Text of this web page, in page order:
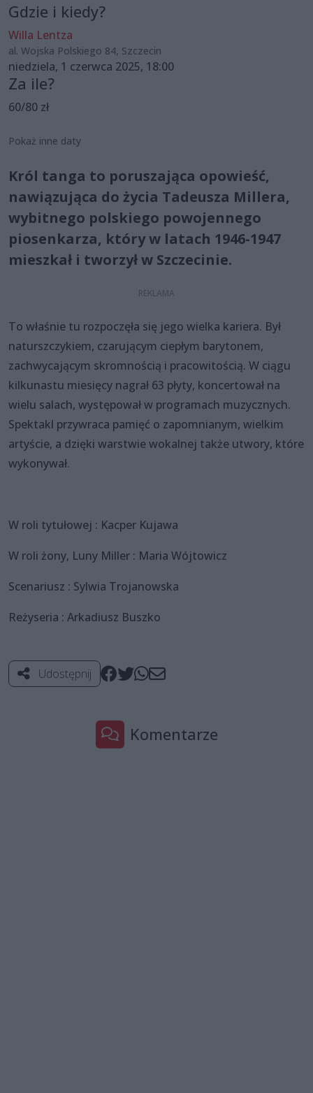
Gdzie i kiedy?
Willa Lentza
al. Wojska Polskiego 84, Szczecin
niedziela, 1 czerwca 2025, 18:00
Za ile?
60/80 zł
Pokaż inne daty
Król tanga to poruszająca opowieść,
nawiązująca do życia Tadeusza Millera,
wybitnego polskiego powojennego
piosenkarza, który w latach 1946-1947
mieszkał i tworzył w Szczecinie.
To właśnie tu rozpoczęła się jego wielka kariera. Był
naturszczykiem, czarującym ciepłym barytonem,
zachwycającym skromnością i pracowitością. W ciągu
kilkunastu miesięcy nagrał 63 płyty, koncertował na
wielu salach, występował w programach muzycznych.
Spektakl przywraca pamięć o zapomnianym, wielkim
artyście, a dzięki warstwie wokalnej także utwory, które
wykonywał.
W roli tytułowej : Kacper Kujawa
W roli żony, Luny Miller : Maria Wójtowicz
Scenariusz : Sylwia Trojanowska
Reżyseria : Arkadiusz Buszko
Udostępnij
Komentarze